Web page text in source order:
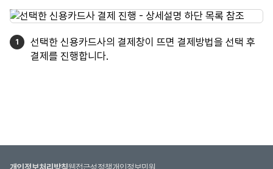
선택한 신용카드사의 결제창이 뜨면 결제방법을 선택 후
결제를 진행합니다.